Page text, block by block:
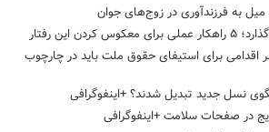
به فرزندآوری در زوج‌های جوان
این رفتار
برای استیفای حقوق ملت باید در چارچوب
نسل جدید تبدیل شدند؟ +اینفوگرافی